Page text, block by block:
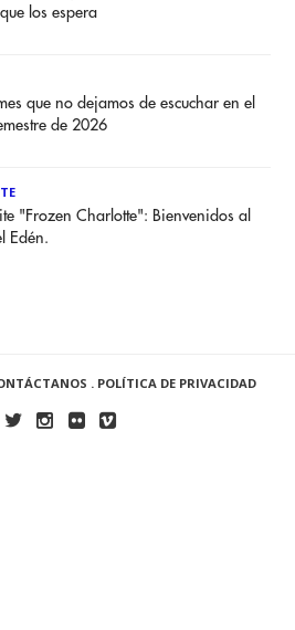
los espera
que no dejamos de escuchar en el
de 2026
"Frozen Charlotte": Bienvenidos al
Edén.
. POLÍTICA DE PRIVACIDAD